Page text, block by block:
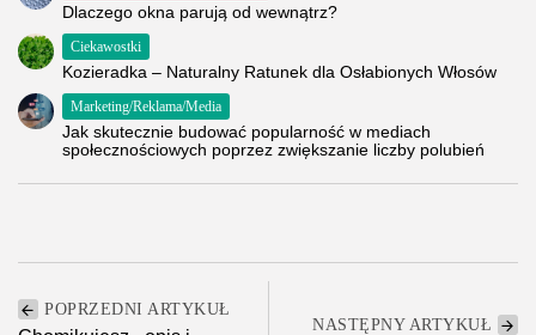
Dlaczego okna parują od wewnątrz?
Ciekawostki
Kozieradka – Naturalny Ratunek dla Osłabionych Włosów
Marketing/Reklama/Media
Jak skutecznie budować popularność w mediach
społecznościowych poprzez zwiększanie liczby polubień
POPRZEDNI ARTYKUŁ
NASTĘPNY ARTYKUŁ